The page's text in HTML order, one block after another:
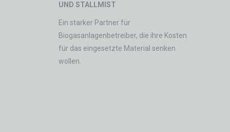
UND STALLMIST
Ein starker Partner für
Biogasanlagenbetreiber, die ihre Kosten
für das eingesetzte Material senken
wollen.